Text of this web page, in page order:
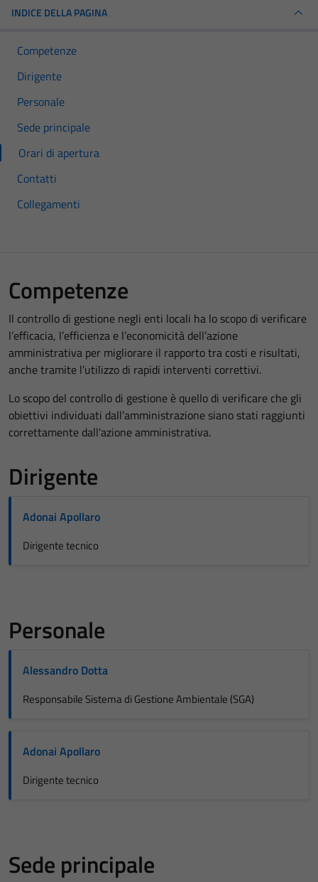
INDICE DELLA PAGINA
Competenze
Dirigente
Personale
Sede principale
Orari di apertura
Contatti
Collegamenti
Competenze
Il controllo di gestione negli enti locali ha lo scopo di verificare
l’efficacia, l’efficienza e l’economicità dell’azione
amministrativa per migliorare il rapporto tra costi e risultati,
anche tramite l’utilizzo di rapidi interventi correttivi.
Lo scopo del controllo di gestione è quello di verificare che gli
obiettivi individuati dall’amministrazione siano stati raggiunti
correttamente dall’azione amministrativa.
Dirigente
Adonai Apollaro
Dirigente tecnico
Personale
Alessandro Dotta
Responsabile Sistema di Gestione Ambientale (SGA)
Adonai Apollaro
Dirigente tecnico
Sede principale